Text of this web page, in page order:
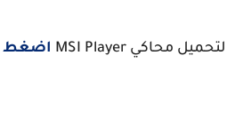
لتحميل محاكي MSI Player اضغط